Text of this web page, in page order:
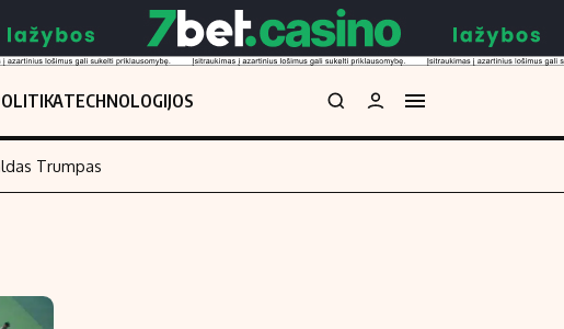
TECHNOLOGIJOS
išmokos skaičiuoklė
Trumpas